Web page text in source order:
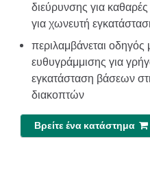
διεύρυνσης για
για χωνευτή
περιλαμβάνεται οδηγός
ευθυγράμμισης για
εγκατάσταση βάσεων
διακοπτών
Βρείτε ένα κατάστημα